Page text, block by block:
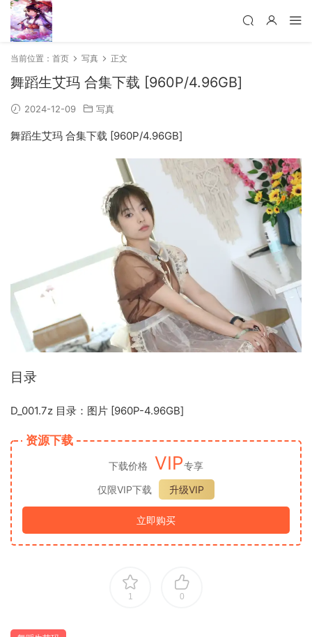
当前位置： 首页 写真 正文
舞蹈生艾玛 合集下载 [960P/4.96GB]
2024-12-09 写真
舞蹈生艾玛 合集下载 [960P/4.96GB]
目录
D_001.7z 目录：图片 [960P-4.96GB]
资源下载
下载价格 VIP专享
仅限VIP下载
升级VIP
立即购买
1 0